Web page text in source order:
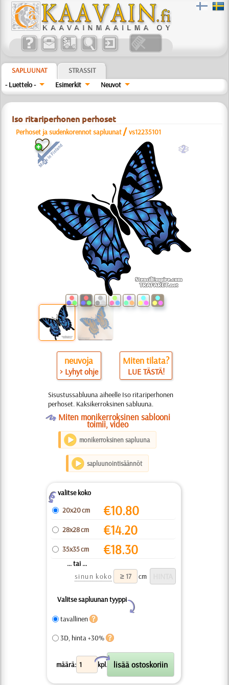
SAPLUUNAT
STRASSIT
- Luettelo -
Esimerkit Neuvot
Iso ritariperhonen perhoset
Perhoset ja sudenkorennot sapluunat /vs12235101
b
neuvoja
> Lyhyt ohje
Miten tilata?
LUE TÄSTÄ!
Sisustussabluuna aiheelle Iso ritariperhonen
perhoset. Kaksikerroksinen sabluuna.
OMiten monikerroksinen sablooni
toimii, video
monikerroksinen sapluuna
sapluunointisäännöt
Zvalitse koko
20x20 cm
€10.80
28x28 cm €14.20
35x35 cm €18.30
... tai ...
sinun koko
cm
Valitse sapluunan tyyppi
Y
tavallinen
3D, hinta +30%
määrä: kpl.
X